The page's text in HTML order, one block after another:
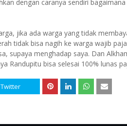
dengan caranya sendiri
jika ada warga yang tidak
tidak bisa nagih ke warga wajib
supaya menghadap saya. Dan
Randupitu bisa selesai 100% lunas
Twitter